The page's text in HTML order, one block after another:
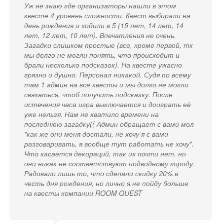
Уж не знаю где организаторы нашли в этом
квесте 4 уровень сложности. Квест выбирали на
день рождения и ходили в 5 (15 лет, 14 лет, 14
лет, 12 лет, 10 лет). Впечатления не очень.
Загадки слишком простые (все, кроме первой, тк
мы долго не могли понять, что происходит и
брали несколько подсказок). На квесте ужасно
грязно и душно. Персонал никакой. Судя по всему
там 1 админ на все квесты и мы долго не могли
связаться, чтоб получить подсказку. После
истечения часа игра выключается и доиграть её
уже нельзя. Нам не хватило времени на
последнюю загадку(( Админ обращает с вами мол
"как же они меня достали, не хочу я с вами
разговаривать, я вообще тут работать не хочу".
Что касается декораций, так их почти нет, но
они никак не соответствуют подводному городу.
Радовало лишь то, что сделали скидку 20% в
честь дня рождения, но лично я не пойду больше
на квесты компании ROOM QUEST